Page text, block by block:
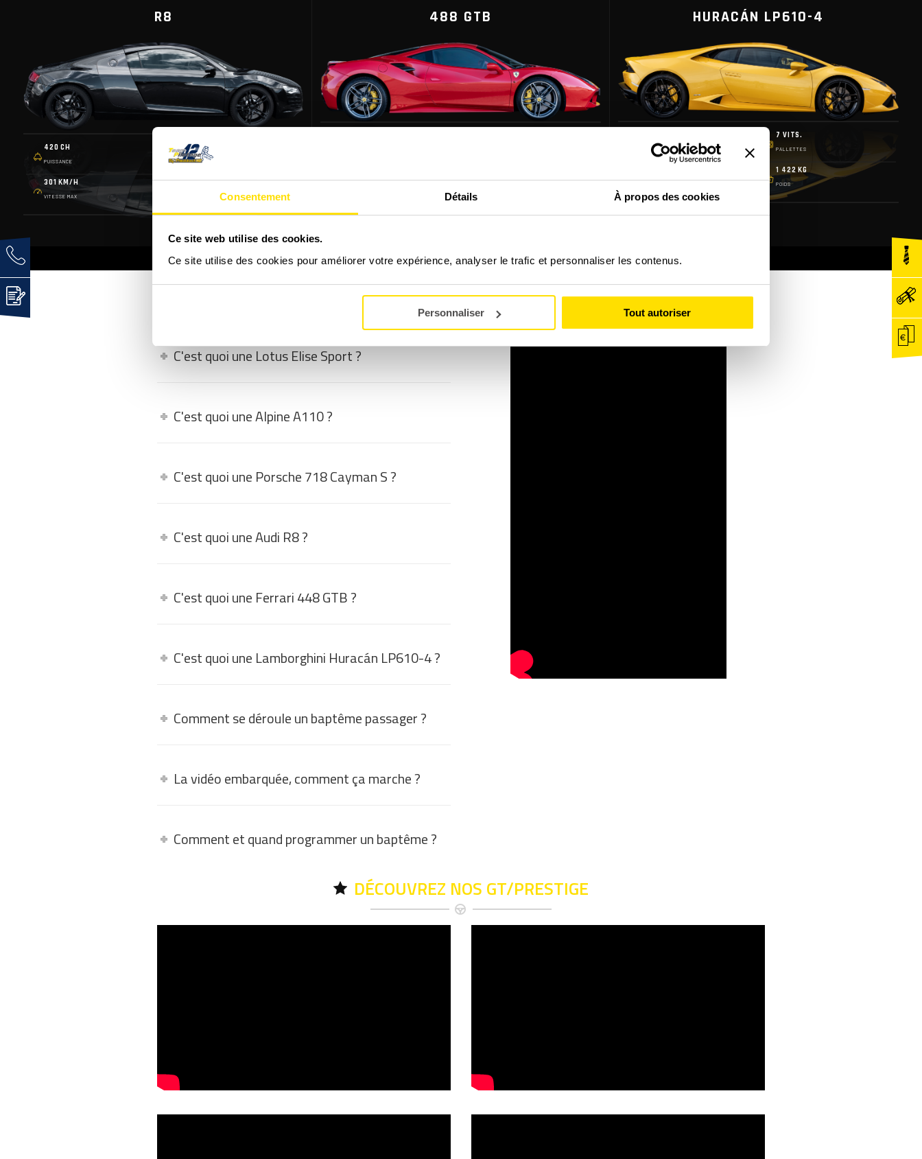
Consentement Détails À propos des cookies
Ce site web utilise des cookies.
Ce site utilise des cookies pour améliorer votre expérience, analyser le trafic et personnaliser les contenus.
Personnaliser Tout autoriser
R8
420 CH
PUISSANCE
6 VITS.
PALLETTES
301 KM/H
VITESSE MAX
1 565 KG
488 GTB HURACÁN LP610-4
PUISSANCE
7 VITS.
PALLETTES
1 422 KG
POIDS
FAQ - LES QUESTIONS FRÉQUENTES
C'est quoi une Lotus Elise Sport ?
C'est quoi une Alpine A110 ?
C'est quoi une Porsche 718 Cayman S ?
C'est quoi une Audi R8 ?
C'est quoi une Ferrari 448 GTB ?
C'est quoi une Lamborghini Huracán LP610-4 ?
Comment se déroule un baptême passager ?
La vidéo embarquée, comment ça marche ?
Comment et quand programmer un baptême ?
DÉCOUVREZ NOS GT/PRESTIGE